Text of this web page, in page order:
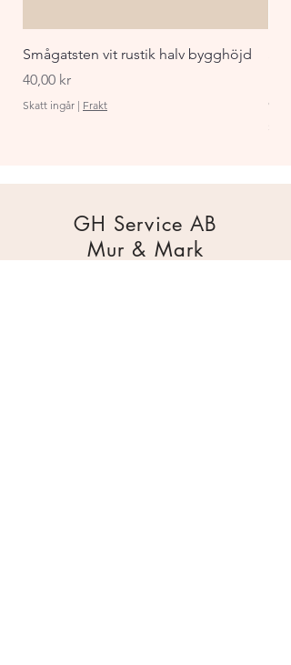
Smågatsten vit rustik halv bygghöjd
Pris
40,00 kr
Skatt ingår | Frakt
Pris
GH Service AB
Mur & Mark